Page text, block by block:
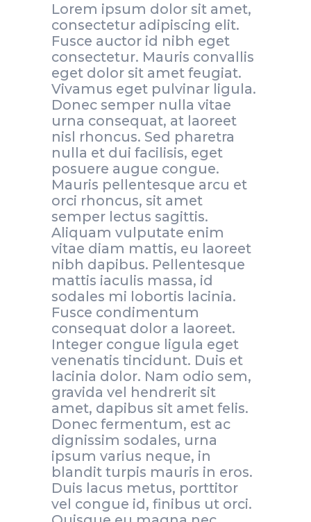
Lorem ipsum dolor sit amet,
consectetur adipiscing elit.
Fusce auctor id nibh eget
consectetur. Mauris convallis
eget dolor sit amet feugiat.
Vivamus eget pulvinar ligula.
Donec semper nulla vitae
urna consequat, at laoreet
nisl rhoncus. Sed pharetra
nulla et dui facilisis, eget
posuere augue congue.
Mauris pellentesque arcu et
orci rhoncus, sit amet
semper lectus sagittis.
Aliquam vulputate enim
vitae diam mattis, eu laoreet
nibh dapibus. Pellentesque
mattis iaculis massa, id
sodales mi lobortis lacinia.
Fusce condimentum
consequat dolor a laoreet.
Integer congue ligula eget
venenatis tincidunt. Duis et
lacinia dolor. Nam odio sem,
gravida vel hendrerit sit
amet, dapibus sit amet felis.
Donec fermentum, est ac
dignissim sodales, urna
ipsum varius neque, in
blandit turpis mauris in eros.
Duis lacus metus, porttitor
vel congue id, finibus ut orci.